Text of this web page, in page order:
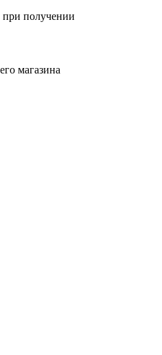
получении
магазина